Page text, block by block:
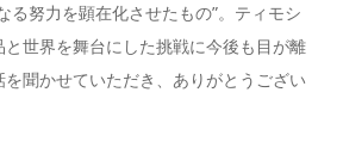
る努力を顕在化させたもの”。ティモシ
世界を舞台にした挑戦に今後も目が離
を聞かせていただき、ありがとうござい